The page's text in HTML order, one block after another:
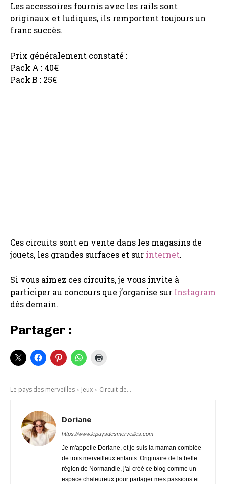
Les accessoires fournis avec les rails sont
originaux et ludiques, ils remportent toujours un
franc succès.
Prix généralement constaté :
Pack A : 40€
Pack B : 25€
Ces circuits sont en vente dans les magasins de
jouets, les grandes surfaces et sur internet.
Si vous aimez ces circuits, je vous invite à
participer au concours que j’organise sur Instagram
dès demain.
Partager :
Le pays des merveilles Jeux Circuit de...
Doriane
https://www.lepaysdesmerveilles.com
Je m'appelle Doriane, et je suis la maman comblée
de trois merveilleux enfants. Originaire de la belle
région de Normandie, j'ai créé ce blog comme un
espace chaleureux pour partager mes passions et